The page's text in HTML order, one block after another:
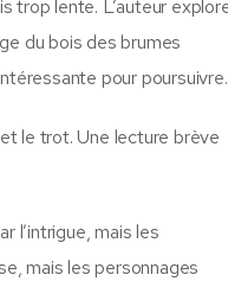
trop lente. L’auteur
du bois des brumes
pour poursuivre.
le trot. Une lecture brève
l’intrigue, mais les
mais les personnages